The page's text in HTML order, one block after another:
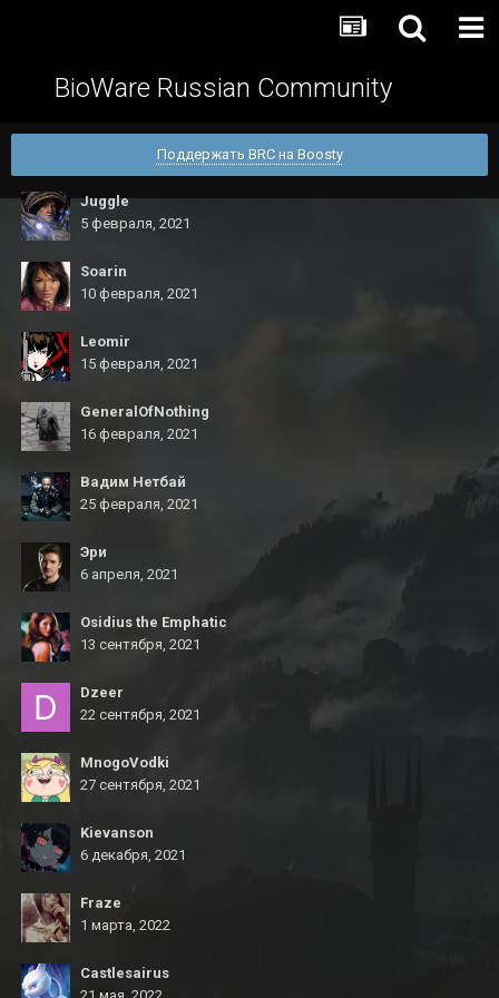
BioWare Russian Community
Поддержать BRC на Boosty
Juggle
5 февраля, 2021
Soarin
10 февраля, 2021
Leomir
15 февраля, 2021
GeneralOfNothing
16 февраля, 2021
Вадим Нетбай
25 февраля, 2021
Эри
6 апреля, 2021
Osidius the Emphatic
13 сентября, 2021
Dzeer
22 сентября, 2021
MnogoVodki
27 сентября, 2021
Kievanson
6 декабря, 2021
Fraze
1 марта, 2022
Castlesairus